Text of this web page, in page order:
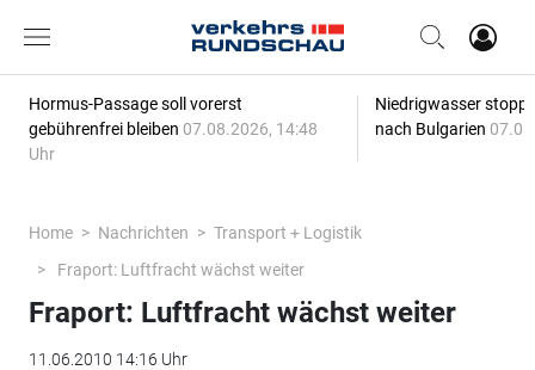
Hormus-Passage soll vorerst
gebührenfrei bleiben 07.08.2026, 14:48
Uhr
Niedrigwasser
nach Bulgarien
Home Nachrichten
Transport + Logistik
Fraport: Luftfracht wächst weiter
Fraport: Luftfracht wächst weiter
11.06.2010 14:16 Uhr